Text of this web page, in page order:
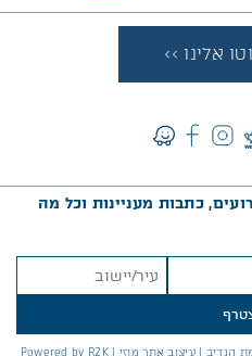
אלינו >>
כתבות מעניינות וכל מה
עיצוב אתר מוזי|
Powered by R2K